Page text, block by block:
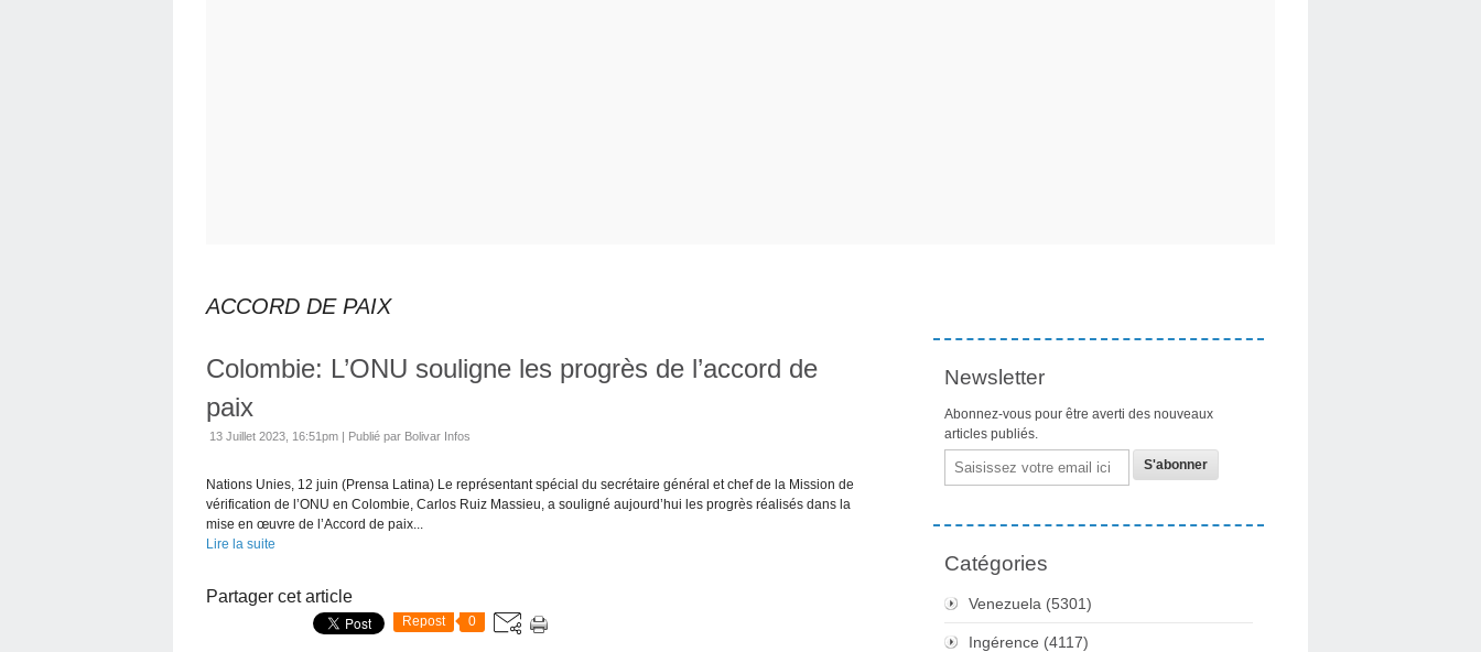
ACCORD DE PAIX
Colombie: L’ONU souligne les progrès de l’accord de
paix
13 Juillet 2023, 16:51pm | Publié par Bolivar Infos
Nations Unies, 12 juin (Prensa Latina) Le représentant spécial du secrétaire général et chef de la Mission de
vérification de l’ONU en Colombie, Carlos Ruiz Massieu, a souligné aujourd’hui les progrès réalisés dans la
mise en œuvre de l’Accord de paix...
Lire la suite
Partager cet article
Repost 0
Newsletter
Abonnez-vous pour être averti des nouveaux
articles publiés.
Email
Catégories
Venezuela (5301)
Ingérence (4117)